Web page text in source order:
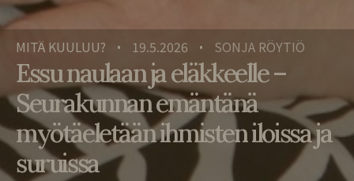
MITÄ KUULUU? • 19.5.2026 • SONJA RÖYTIÖ
Essu naulaan ja eläkkeelle –
Seurakunnan emäntänä
myötäeletään ihmisten iloissa ja
suruissa